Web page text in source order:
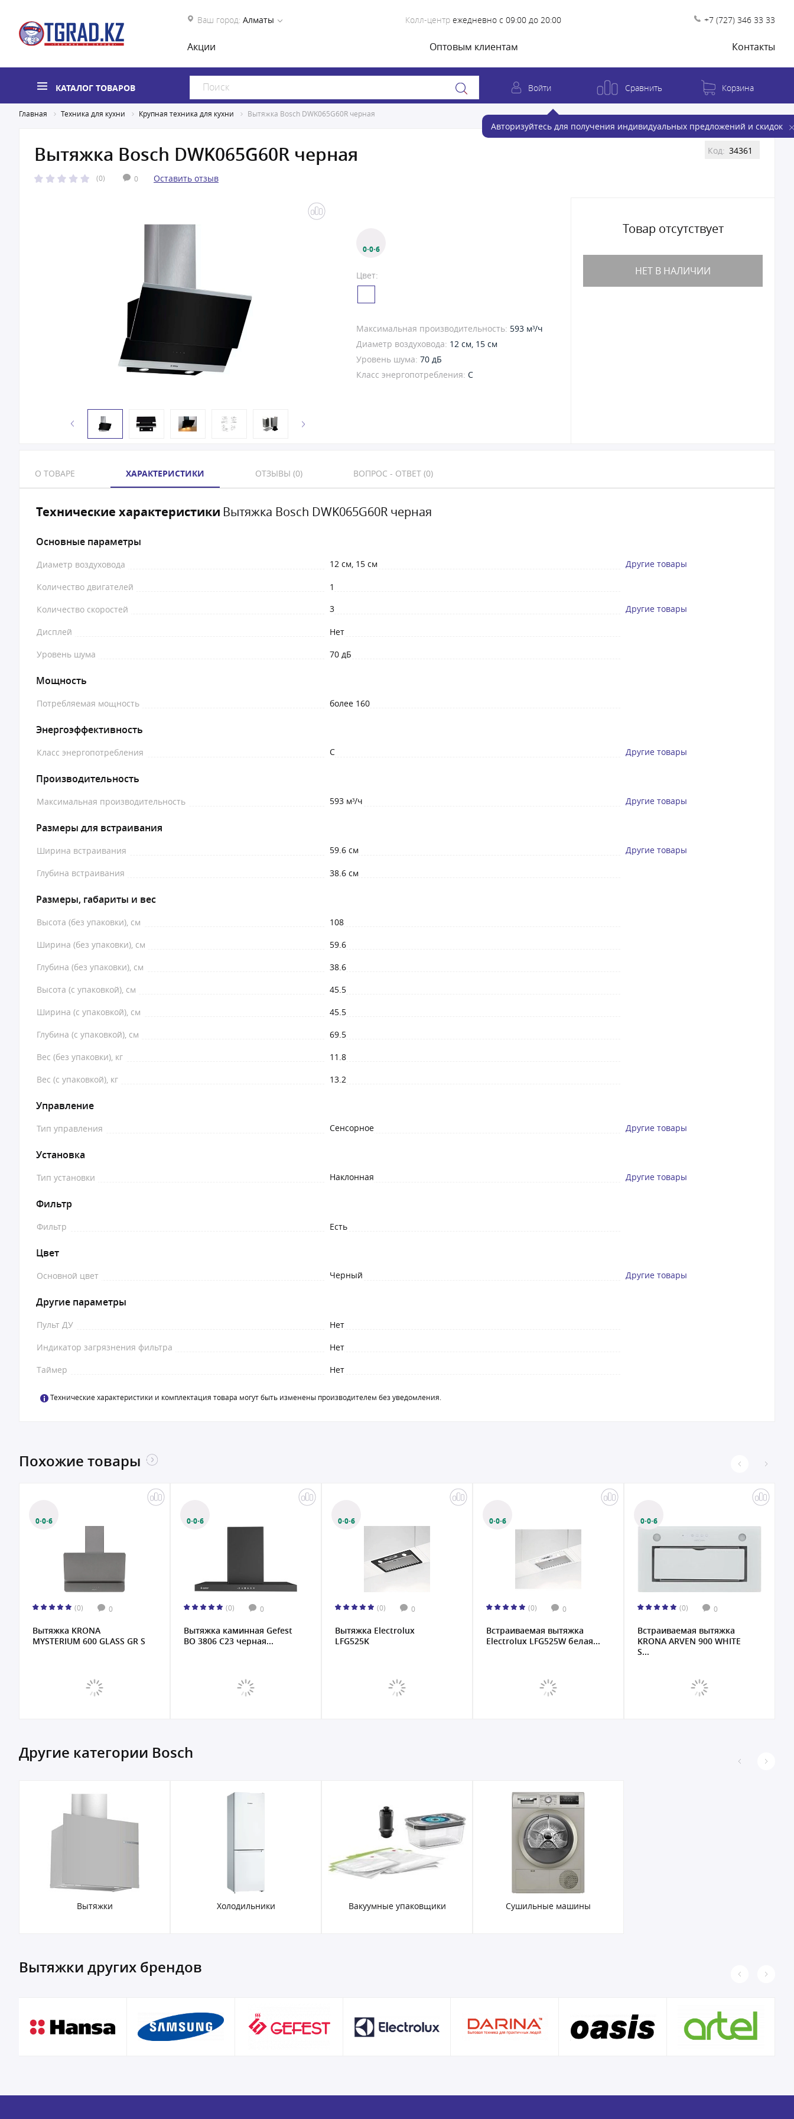
Ваш город: Алматы Колл-центр ежедневно с 09:00 до 20:00 +7 (727) 346 33 33
Акции Оптовым клиентам Контакты
КАТАЛОГ ТОВАРОВ Войти
Авторизуйтесь для получения индивидуальных предложений и скидок
Сравнить Корзина
Главная Техника для кухни Крупная техника для кухни Вытяжка Bosch DWK065G60R черная
Вытяжка Bosch DWK065G60R черная
(0) 0 Оставить отзыв
Код: 34361
0·0·6
Цвет:
Максимальная производительность: 593 м³/ч
Диаметр воздуховода: 12 см, 15 см
Уровень шума: 70 дБ
Класс энергопотребления: C
Товар отсутствует
НЕТ В НАЛИЧИИ
О ТОВАРЕ ХАРАКТЕРИСТИКИ ОТЗЫВЫ (0) ВОПРОС - ОТВЕТ (0)
Технические характеристики Вытяжка Bosch DWK065G60R черная
Основные параметры
Диаметр воздуховода 12 см, 15 см Другие товары
Количество двигателей
1
Количество скоростей
3 Другие товары
Дисплей
Нет
Уровень шума
70 дБ
Мощность
Потребляемая мощность более 160
Энергоэффективность
Класс энергопотребления C Другие товары
Производительность
Максимальная производительность 593 м³/ч Другие товары
Размеры для встраивания
Ширина встраивания 59.6 см Другие товары
Глубина встраивания 38.6 см
Размеры, габариты и вес
Высота (без упаковки), см
108
Ширина (без упаковки), см
59.6
Глубина (без упаковки), см
38.6
Высота (с упаковкой), см
45.5
Ширина (с упаковкой), см
45.5
Глубина (с упаковкой), см
69.5
Вес (без упаковки), кг
11.8
Вес (с упаковкой), кг
13.2
Управление
Тип управления Сенсорное Другие товары
Установка
Тип установки Наклонная Другие товары
Фильтр
Фильтр Есть
Цвет
Основной цвет Черный Другие товары
Другие параметры
Пульт ДУ
Нет
Индикатор загрязнения фильтра
Нет
Таймер
Нет
Технические характеристики и комплектация товара могут быть изменены производителем без уведомления.
Похожие товары
0·0·6
(0) 0
Вытяжка KRONA
MYSTERIUM 600 GLASS GR S
0·0·6
(0) 0
Вытяжка каминная Gefest
ВО 3806 С23 черная...
0·0·6
(0) 0
Вытяжка Electrolux
LFG525K
0·0·6
(0) 0
Встраиваемая вытяжка
Electrolux LFG525W белая...
0·0·6
(0) 0
Встраиваемая вытяжка
KRONA ARVEN 900 WHITE
S...
Другие категории Bosch
Вытяжки Холодильники Вакуумные упаковщики Сушильные машины
Вытяжки других брендов